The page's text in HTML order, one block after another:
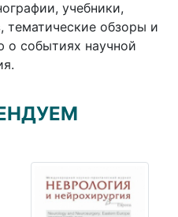
учебники,
тематические обзоры и
о событиях научной